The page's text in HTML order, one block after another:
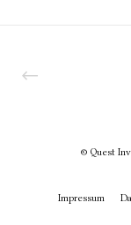
© Quest
Impressum